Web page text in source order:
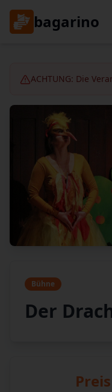
bagarino
ACHTUNG: Die
Bühne
Der